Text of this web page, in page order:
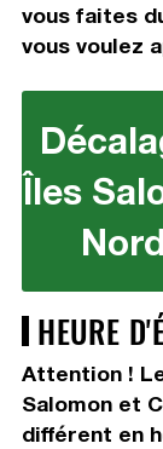
vous faites
vous voulez
Îles
HEURE
Attention !
Salomon et
différent en